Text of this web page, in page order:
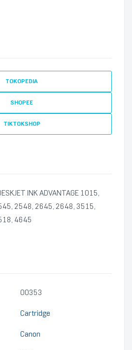
TOKOPEDIA
SHOPEE
TIKTOKSHOP
INK ADVANTAGE 1015,
2548, 2645, 2648, 3515,
4645
00353
Cartridge
Canon